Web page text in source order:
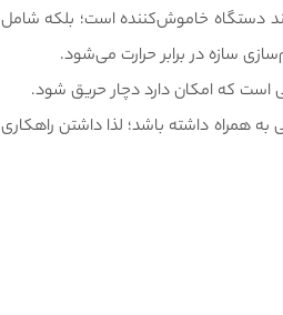
دستگاه خاموش‌کننده است؛ بلکه شامل
سازه در برابر حرارت می‌شود.
است که امکان دارد دچار حریق شود.
همراه داشته باشد؛ لذا داشتن راهکاری